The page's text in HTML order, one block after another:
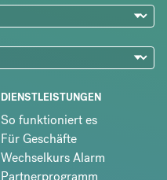
DIENSTLEISTUNGEN
So funktioniert es
Für Geschäfte
Wechselkurs Alarm
Partnerprogramm